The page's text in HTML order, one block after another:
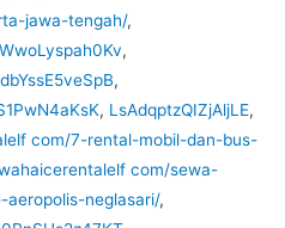
jawa-tengah/,
,
,
, LsAdqptzQIZjAljLE,
com/7-rental-mobil-dan-bus-
com/sewa-
neglasari/,